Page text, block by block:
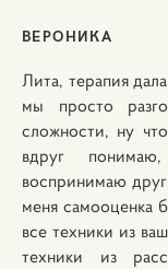
ВЕРОНИКА
Лита, терапия
мы просто
сложности, ну
вдруг
воспринимаю
меня самооценка
все техники из
техники из